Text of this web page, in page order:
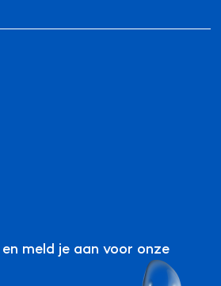
meld je aan voor onze